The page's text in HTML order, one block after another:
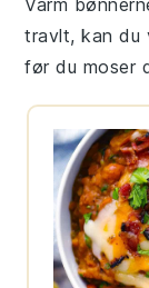
travlt, kan du
før du moser